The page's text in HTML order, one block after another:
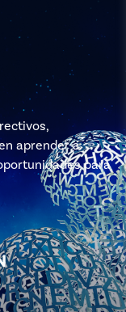
aprender a
para